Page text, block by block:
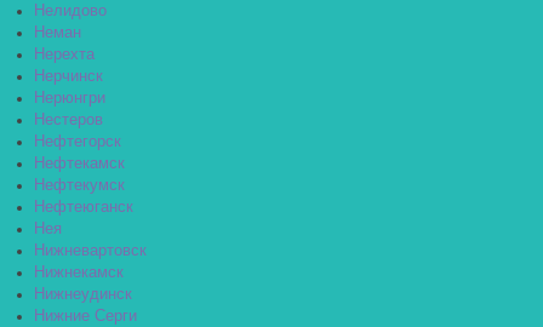
Нелидово
Неман
Нерехта
Нерчинск
Нерюнгри
Нестеров
Нефтегорск
Нефтекамск
Нефтекумск
Нефтеюганск
Нея
Нижневартовск
Нижнекамск
Нижнеудинск
Нижние Серги